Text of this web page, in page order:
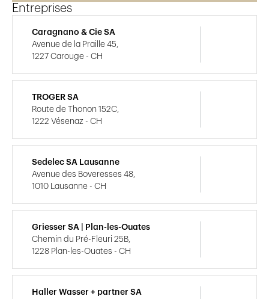
Entreprises
Caragnano & Cie SA
Avenue de la Praille 45,
1227 Carouge - CH
TROGER SA
Route de Thonon 152C,
1222 Vésenaz - CH
Sedelec SA Lausanne
Avenue des Boveresses 48,
1010 Lausanne - CH
Griesser SA | Plan-les-Ouates
Chemin du Pré-Fleuri 25B,
1228 Plan-les-Ouates - CH
Haller Wasser + partner SA